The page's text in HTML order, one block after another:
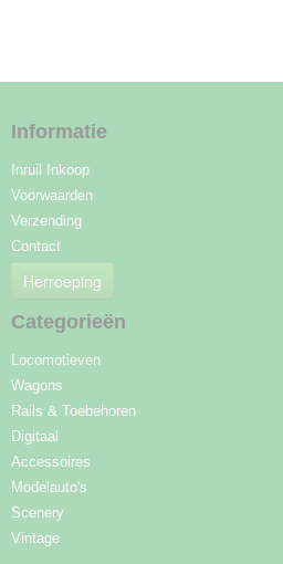
Informatie
Inruil Inkoop
Voorwaarden
Verzending
Contact
Herroeping
Categorieën
Locomotieven
Wagons
Rails & Toebehoren
Digitaal
Accessoires
Modelauto's
Scenery
Vintage